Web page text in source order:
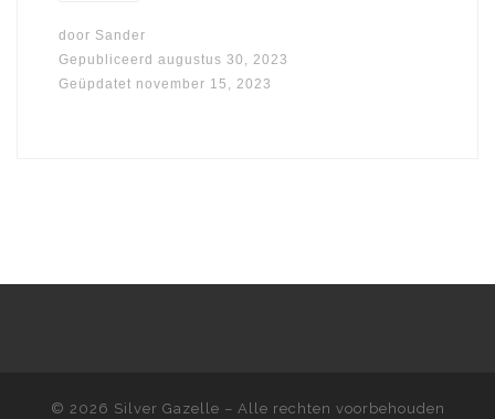
door Sander
Gepubliceerd augustus 30, 2023
Geüpdatet november 15, 2023
© 2026 Silver Gazelle – Alle rechten voorbehouden